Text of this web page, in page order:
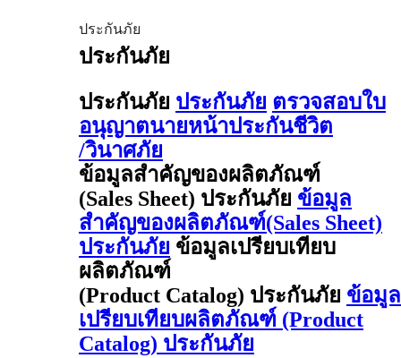
ประกันภัย
ประกันภัย
ประกันภัย ประกันภัย ตรวจสอบใบ
อนุญาตนายหน้าประกันชีวิต
/วินาศภัย
ข้อมูลสำคัญของผลิตภัณฑ์
(Sales Sheet) ประกันภัย ข้อมูล
สำคัญของผลิตภัณฑ์(Sales Sheet)
ประกันภัย ข้อมูลเปรียบเทียบ
ผลิตภัณฑ์
(Product Catalog) ประกันภัย ข้อมูล
เปรียบเทียบผลิตภัณฑ์ (Product
Catalog) ประกันภัย